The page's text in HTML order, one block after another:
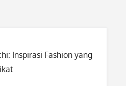
Inspirasi Fashion yang